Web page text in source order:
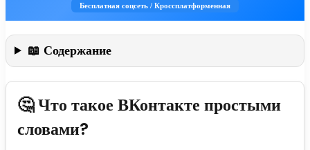
Бесплатная соцсеть / Кроссплатформенная
📖 Содержание
🤔 Что такое ВКонтакте простыми
словами?